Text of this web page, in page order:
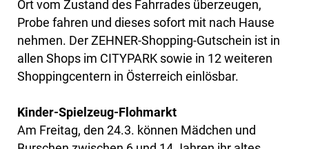
Ort vom Zustand des Fahrrades überzeugen,
Probe fahren und dieses sofort mit nach Hause
nehmen. Der ZEHNER-Shopping-Gutschein ist in
allen Shops im CITYPARK sowie in 12 weiteren
Shoppingcentern in Österreich einlösbar.
Kinder-Spielzeug-Flohmarkt
Am Freitag, den 24.3. können Mädchen und